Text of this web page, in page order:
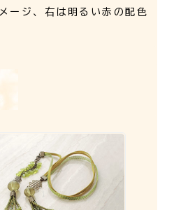
ージ、右は明るい赤の配色